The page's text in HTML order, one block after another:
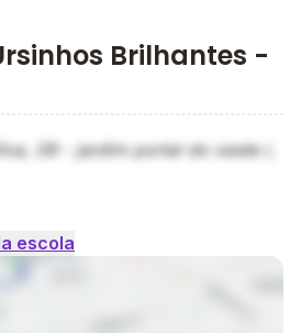
Brilhantes -
09 - jardim portal do oeste i,
escola